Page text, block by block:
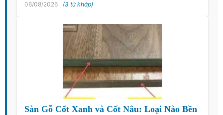
06/08/2026 (3 từ khớp)
Sàn Gỗ Cốt Xanh và Cốt Nâu: Loại Nào Bền